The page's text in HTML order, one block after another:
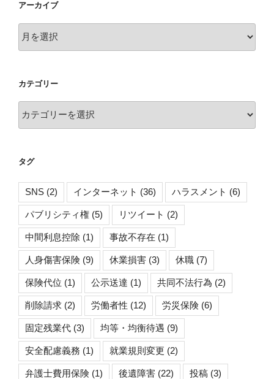
（交
通
51
巻
1
号
頁）”
アーカイブ
ー
ブ
カテゴリー
テ
ー
タグ
SNS (2) インターネット (36) ハラスメント (6)
パブリシティ権 (5) リツイート (2)
中間利息控除 (1) 事故不存在 (1)
人身傷害保険 (9) 休業損害 (3) 休職 (7)
保険代位 (1) 公示送達 (1) 共同不法行為 (2)
削除請求 (2) 労働者性 (12) 労災保険 (6)
固定残業代 (3) 均等・均衡待遇 (9)
安全配慮義務 (1) 就業規則変更 (2)
弁護士費用保険 (1) 後遺障害 (22) 投稿 (3)